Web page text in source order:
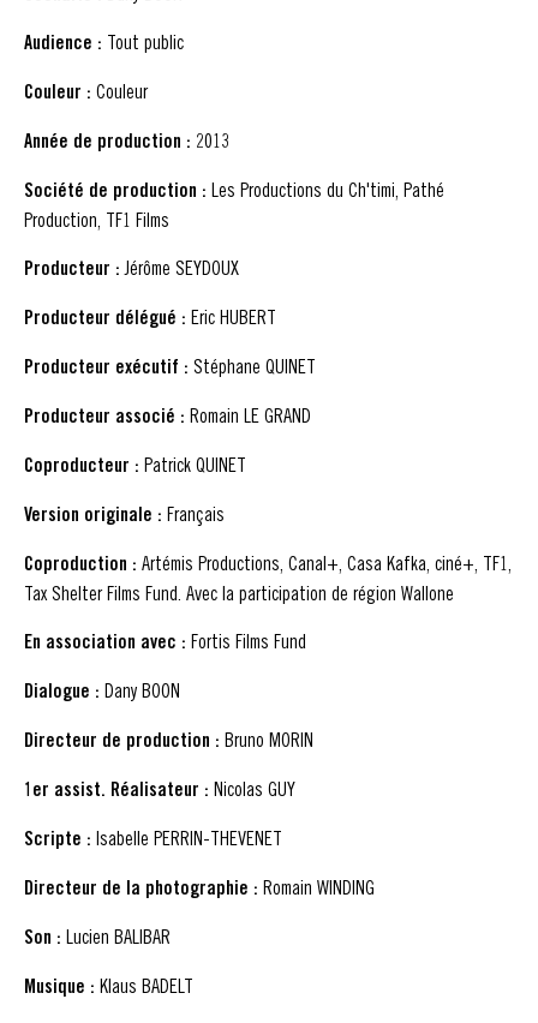
Audience : Tout public
Couleur : Couleur
Année de production : 2013
Société de production : Les Productions du Ch'timi, Pathé
Production, TF1 Films
Producteur : Jérôme SEYDOUX
Producteur délégué : Eric HUBERT
Producteur exécutif : Stéphane QUINET
Producteur associé : Romain LE GRAND
Coproducteur : Patrick QUINET
Version originale : Français
Coproduction : Artémis Productions, Canal+, Casa Kafka, ciné+, TF1,
Tax Shelter Films Fund. Avec la participation de région Wallone
En association avec : Fortis Films Fund
Dialogue : Dany BOON
Directeur de production : Bruno MORIN
1er assist. Réalisateur : Nicolas GUY
Scripte : Isabelle PERRIN-THEVENET
Directeur de la photographie : Romain WINDING
Son : Lucien BALIBAR
Musique : Klaus BADELT